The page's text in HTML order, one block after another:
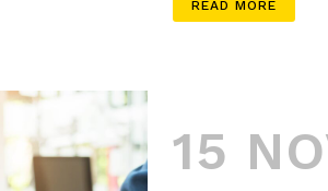
READ MORE
15